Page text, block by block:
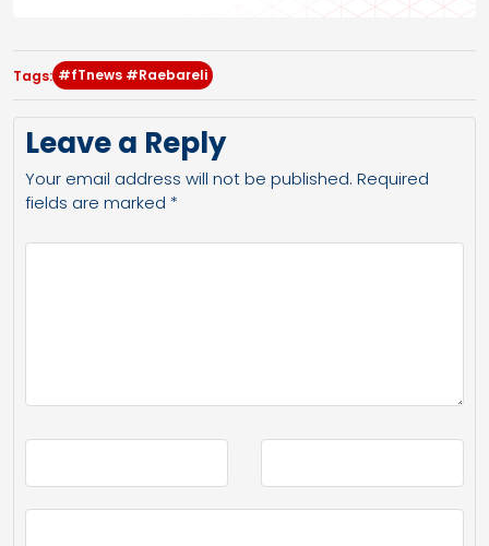
Tags: #fTnews #Raebareli
Leave a Reply
Your email address will not be published. Required
fields are marked *